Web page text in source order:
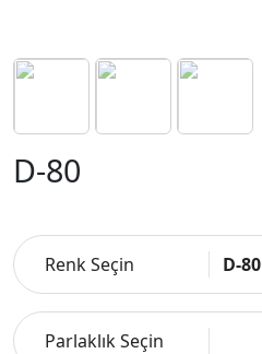
D-80
Renk Seçin D-80
Parlaklık Seçin